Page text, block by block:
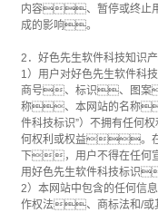
内容、暂停或终止用
成的影响。
2．好色先生软件科技知识
1）用户对好色先生软件科
商号、标识、图案
称、本网站的名称
件科技标识”）不拥有任
何权利或权益。在
下，用户不得在任何
用好色先生软件科技标识
2）本网站中包含的任何
作权法、商标法和/或